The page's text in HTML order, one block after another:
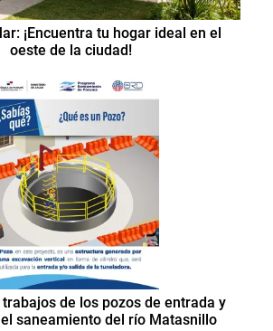
¡Encuentra tu hogar ideal en el
oeste de la ciudad!
de los pozos de entrada y
saneamiento del río Matasnillo